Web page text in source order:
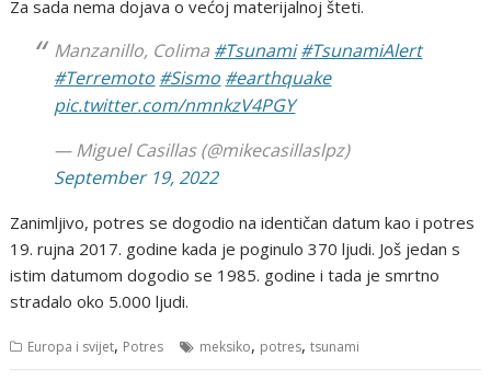
Za sada nema dojava o većoj materijalnoj šteti.
Manzanillo, Colima #Tsunami #TsunamiAlert
#Terremoto #Sismo #earthquake
pic.twitter.com/nmnkzV4PGY
— Miguel Casillas (@mikecasillaslpz)
September 19, 2022
Zanimljivo, potres se dogodio na identičan datum kao i potres
19. rujna 2017. godine kada je poginulo 370 ljudi. Još jedan s
istim datumom dogodio se 1985. godine i tada je smrtno
stradalo oko 5.000 ljudi.
Europa i svijet, Potres meksiko, potres,tsunami